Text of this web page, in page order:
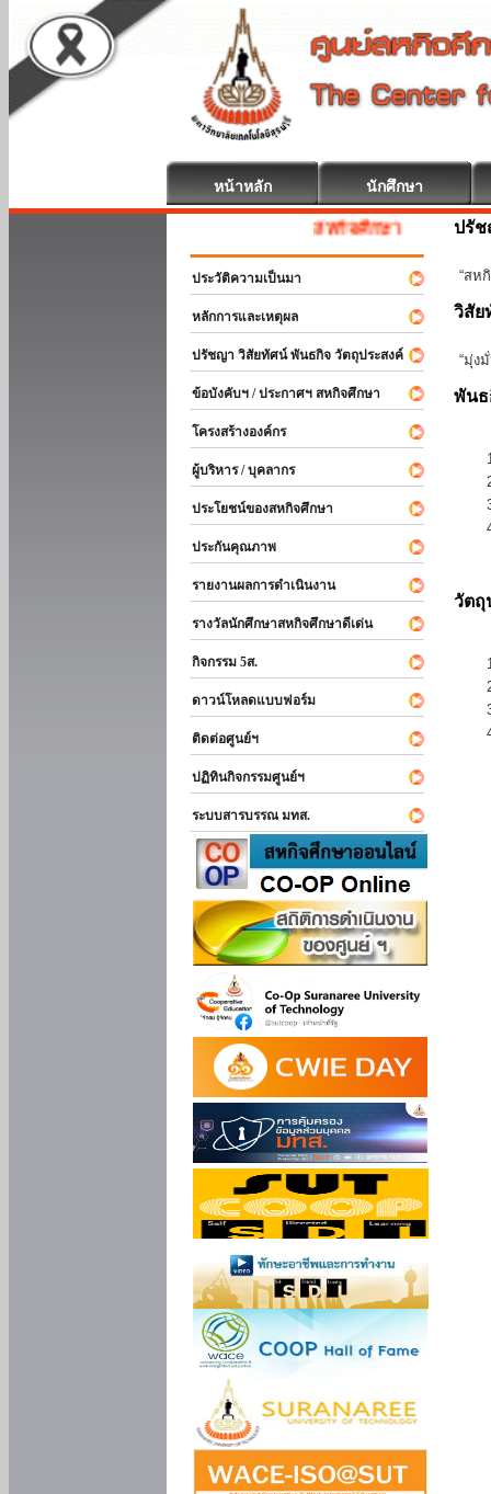
หน้าหลัก นักศึกษา
สหกิจศึกษา ยินดีต้อนรับ
ประวัติความเป็นมา
หลักการและเหตุผล
ปรัชญา วิสัยทัศน์ พันธกิจ วัตถุประสงค์
ข้อบังคับฯ / ประกาศฯ สหกิจศึกษา
โครงสร้างองค์กร
ผู้บริหาร / บุคลากร
ประโยชน์ของสหกิจศึกษา
ประกันคุณภาพ
รายงานผลการดำเนินงาน
รางวัลนักศึกษาสหกิจศึกษาดีเด่น
กิจกรรม 5ส.
ดาวน์โหลดแบบฟอร์ม
ติดต่อศูนย์ฯ
ปฏิทินกิจกรรมศูนย์ฯ
ระบบสารบรรณ มทส.
ปรั
“สห
วิสัย
“มุ่ง
พัน
วัตถุ